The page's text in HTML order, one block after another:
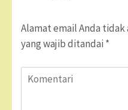
Alamat email Anda
yang wajib ditandai *
Komentari